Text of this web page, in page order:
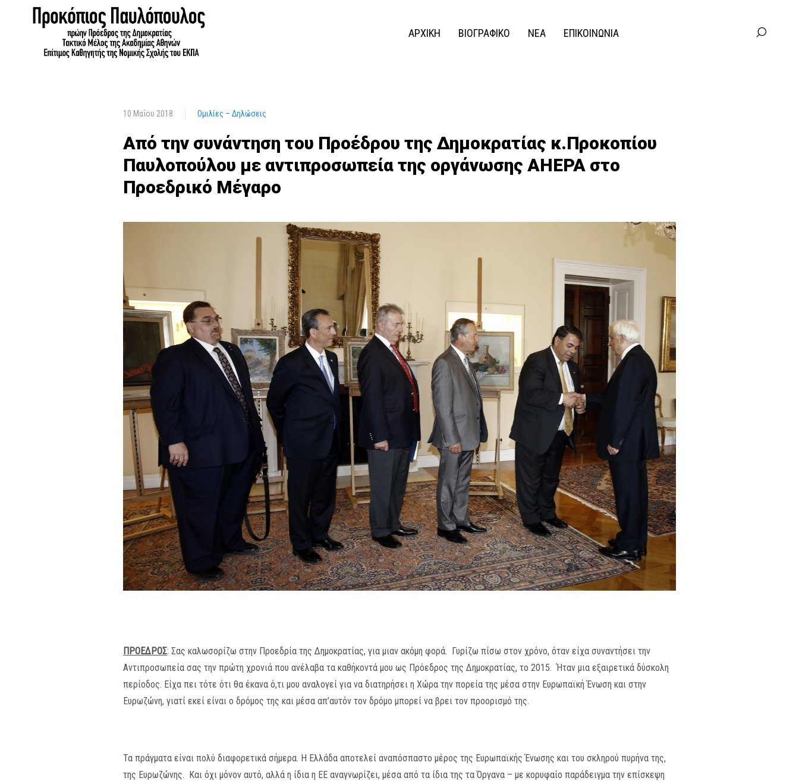
ΑΡΧΙΚΗ ΒΙΟΓΡΑΦΙΚΟ ΝΕΑ ΕΠΙΚΟΙΝΩΝΙΑ
10 Μαΐου 2018 Ομιλίες – Δηλώσεις
Από την συνάντηση του Προέδρου της Δημοκρατίας κ.Προκοπίου
Παυλοπούλου με αντιπροσωπεία της οργάνωσης AHEPA στο
Προεδρικό Μέγαρο
ΠΡΟΕΔΡΟΣ: Σας καλωσορίζω στην Προεδρία της Δημοκρατίας, για μιαν ακόμη φορά. Γυρίζω πίσω στον χρόνο, όταν είχα συναντήσει την
Αντιπροσωπεία σας την πρώτη χρονιά που ανέλαβα τα καθήκοντά μου ως Πρόεδρος της Δημοκρατίας, το 2015. Ήταν μια εξαιρετικά δύσκολη
περίοδος. Είχα πει τότε ότι θα έκανα ό,τι μου αναλογεί για να διατηρήσει η Χώρα την πορεία της μέσα στην Ευρωπαϊκή Ένωση και στην
Ευρωζώνη, γιατί εκεί είναι ο δρόμος της και μέσα απ’αυτόν τον δρόμο μπορεί να βρει τον προορισμό της.
Τα πράγματα είναι πολύ διαφορετικά σήμερα. Η Ελλάδα αποτελεί αναπόσπαστο μέρος της Ευρωπαϊκής Ένωσης και του σκληρού πυρήνα της,
της Ευρωζώνης. Και όχι μόνον αυτό, αλλά η ίδια η ΕΕ αναγνωρίζει, μέσα από τα ίδια της τα Όργανα – με κορυφαίο παράδειγμα την επίσκεψη